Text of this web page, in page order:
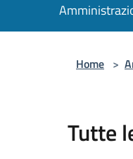
Home >
Tutte